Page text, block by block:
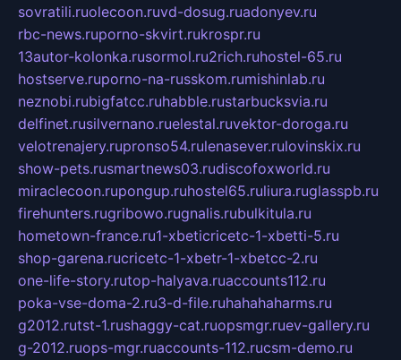
sovratili.ruolecoon.ruvd-dosug.ruadonyev.ru
rbc-news.ruporno-skvirt.rukrospr.ru
13autor-kolonka.rusormol.ru2rich.ruhostel-65.ru
hostserve.ruporno-na-russkom.rumishinlab.ru
neznobi.rubigfatcc.ruhabble.rustarbucksvia.ru
delfinet.rusilvernano.ruelestal.ruvektor-doroga.ru
velotrenajery.rupronso54.rulenasever.rulovinskix.ru
show-pets.rusmartnews03.rudiscofoxworld.ru
miraclecoon.rupongup.ruhostel65.ruliura.ruglasspb.ru
firehunters.rugribowo.rugnalis.rubulkitula.ru
hometown-france.ru1-xbeticricetc-1-xbetti-5.ru
shop-garena.rucricetc-1-xbetr-1-xbetcc-2.ru
one-life-story.rutop-halyava.ruaccounts112.ru
poka-vse-doma-2.ru3-d-file.ruhahahaharms.ru
g2012.rutst-1.rushaggy-cat.ruopsmgr.ruev-gallery.ru
g-2012.ruops-mgr.ruaccounts-112.rucsm-demo.ru